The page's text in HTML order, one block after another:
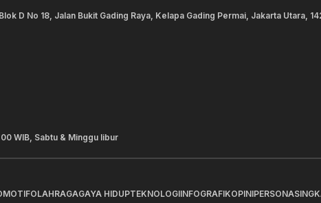
D No 18, Jalan Bukit Gading Raya, Kelapa Gading Permai, Jakarta Utara,
WIB, Sabtu & Minggu libur
OLAHRAGAGAYA HIDUPTEKNOLOGIINFOGRAFIKOPINIPERSONA